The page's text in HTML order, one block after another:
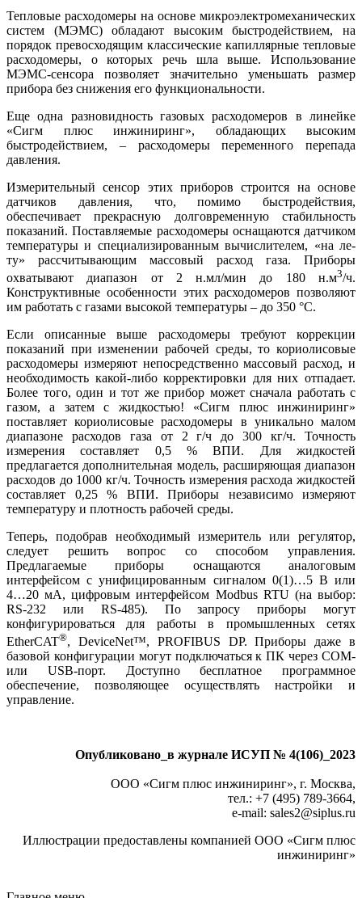
Тепловые расходомеры на основе микроэлектромеханических
систем (МЭМС) обладают высоким быстродействием, на
порядок превосходящим классические капиллярные тепловые
расходомеры, о которых речь шла вы­ше. Использование
МЭМС-сенсора позволяет значительно уменьшать размер
прибора без снижения его функциональности.
Еще одна разновидность газовых расходомеров в линейке
«Сигм плюс инжиниринг», обладающих высоким
быстродействием, – расходомеры переменного перепада
давления.
Измерительный сенсор этих приборов строится на основе
датчиков давления, что, помимо быстродействия,
обеспечивает прекрасную долговременную стабильность
показаний. Поставляемые расходомеры оснащаются датчиком
температуры и специализированным вычислителем, «на ле­
ту» рассчитывающим массовый расход га­за. Приборы
охватывают диапазон от 2 н.мл/мин до 180 н.м3/ч.
Конструктивные особенности этих расходомеров позволяют
им работать с газами высокой температуры – до 350 °C.
Если описанные вы­ше расходомеры требуют коррекции
показаний при изменении рабочей среды, то кориолисовые
расходомеры измеряют непосредственно массовый расход, и
необходимость какой-либо корректировки для них отпадает.
Более то­го, один и тот же прибор может сначала работать с
газом, а затем с жидкостью! «Сигм плюс инжиниринг»
поставляет кориолисовые расходомеры в уникально малом
диапазоне расходов га­за от 2 г/ч до 300 кг/ч. Точность
измерения составляет 0,5 % ВПИ. Для жидкостей
предлагается дополнительная модель, расширяющая диапазон
расходов до 1000 кг/ч. Точность измерения расхода жидкостей
составляет 0,25 % ВПИ. Приборы независимо измеряют
температуру и плотность рабочей среды.
Теперь, подобрав необходимый измеритель или регулятор,
следует решить вопрос со способом управления.
Предлагаемые приборы оснащаются аналоговым
интерфейсом с унифицированным сигналом 0(1)…5 В или
4…20 мА, цифровым интерфейсом Modbus RTU (на выбор:
RS‑232 или RS‑485). По запросу приборы могут
конфигурироваться для работы в промышленных сетях
EtherCAT®, DeviceNet™, PROFIBUS DP. Приборы да­же в
базовой конфигурации могут подключаться к ПК через COM-
или USB-порт. Доступно бесплатное программное
обеспечение, позволяющее осуществлять настройки и
управление.
Опубликовано_в журнале ИСУП № 4(106)_2023
ООО «Сигм плюс инжиниринг», г. Москва,
тел.: +7 (495) 789‑3664,
e-mail: sales2@siplus.ru
Иллюстрации предоставлены компанией ООО «Сигм плюс
инжиниринг»